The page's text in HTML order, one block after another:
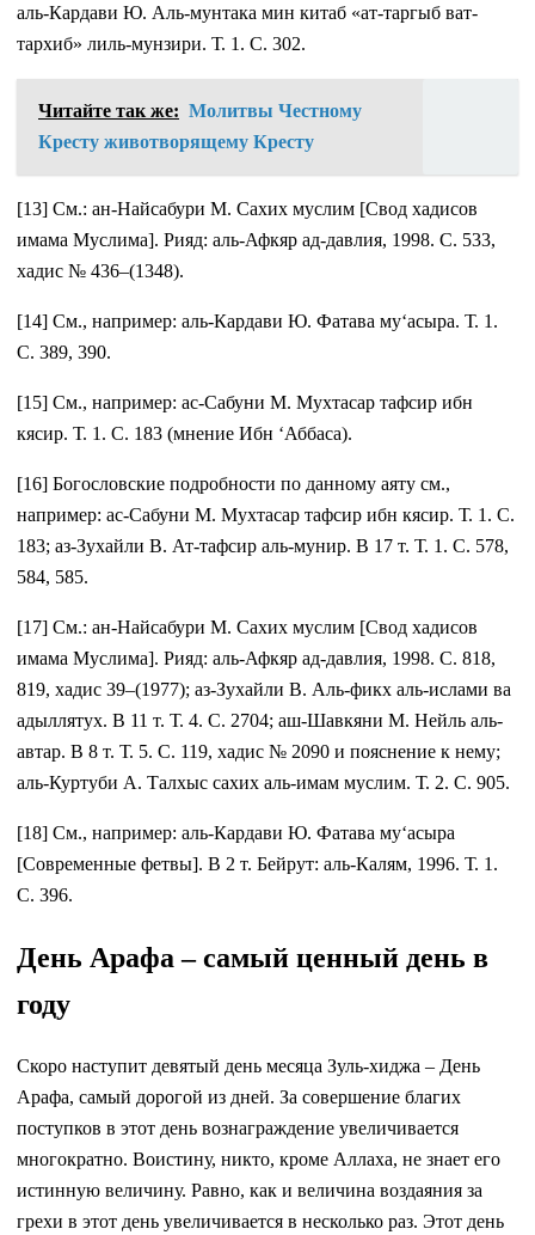
аль-Кардави Ю. Аль-мунтака мин китаб «ат-таргыб ват-
тархиб» лиль-мунзири. Т. 1. С. 302.
Читайте так же: Молитвы Честному
Кресту животворящему Кресту
[13] См.: ан-Найсабури М. Сахих муслим [Свод хадисов
имама Муслима]. Рияд: аль-Афкяр ад-давлия, 1998. С. 533,
хадис № 436–(1348).
[14] См., например: аль-Кардави Ю. Фатава му‘асыра. Т. 1.
С. 389, 390.
[15] См., например: ас-Сабуни М. Мухтасар тафсир ибн
кясир. Т. 1. С. 183 (мнение Ибн ‘Аббаса).
[16] Богословские подробности по данному аяту см.,
например: ас-Сабуни М. Мухтасар тафсир ибн кясир. Т. 1. С.
183; аз-Зухайли В. Ат-тафсир аль-мунир. В 17 т. Т. 1. С. 578,
584, 585.
[17] См.: ан-Найсабури М. Сахих муслим [Свод хадисов
имама Муслима]. Рияд: аль-Афкяр ад-давлия, 1998. С. 818,
819, хадис 39–(1977); аз-Зухайли В. Аль-фикх аль-ислами ва
адыллятух. В 11 т. Т. 4. С. 2704; аш-Шавкяни М. Нейль аль-
автар. В 8 т. Т. 5. С. 119, хадис № 2090 и пояснение к нему;
аль-Куртуби А. Талхыс сахих аль-имам муслим. Т. 2. С. 905.
[18] См., например: аль-Кардави Ю. Фатава му‘асыра
[Современные фетвы]. В 2 т. Бейрут: аль-Калям, 1996. Т. 1.
С. 396.
День Арафа – самый ценный день в
году
Скоро наступит девятый день месяца Зуль-хиджа – День
Арафа, самый дорогой из дней. За совершение благих
поступков в этот день вознаграждение увеличивается
многократно. Воистину, никто, кроме Аллаха, не знает его
истинную величину. Равно, как и величина воздаяния за
грехи в этот день увеличивается в несколько раз. Этот день